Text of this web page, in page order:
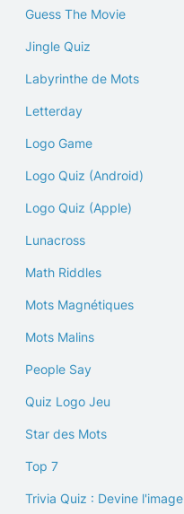
Guess The Movie
Jingle Quiz
Labyrinthe de Mots
Letterday
Logo Game
Logo Quiz (Android)
Logo Quiz (Apple)
Lunacross
Math Riddles
Mots Magnétiques
Mots Malins
People Say
Quiz Logo Jeu
Star des Mots
Top 7
Trivia Quiz : Devine l'image